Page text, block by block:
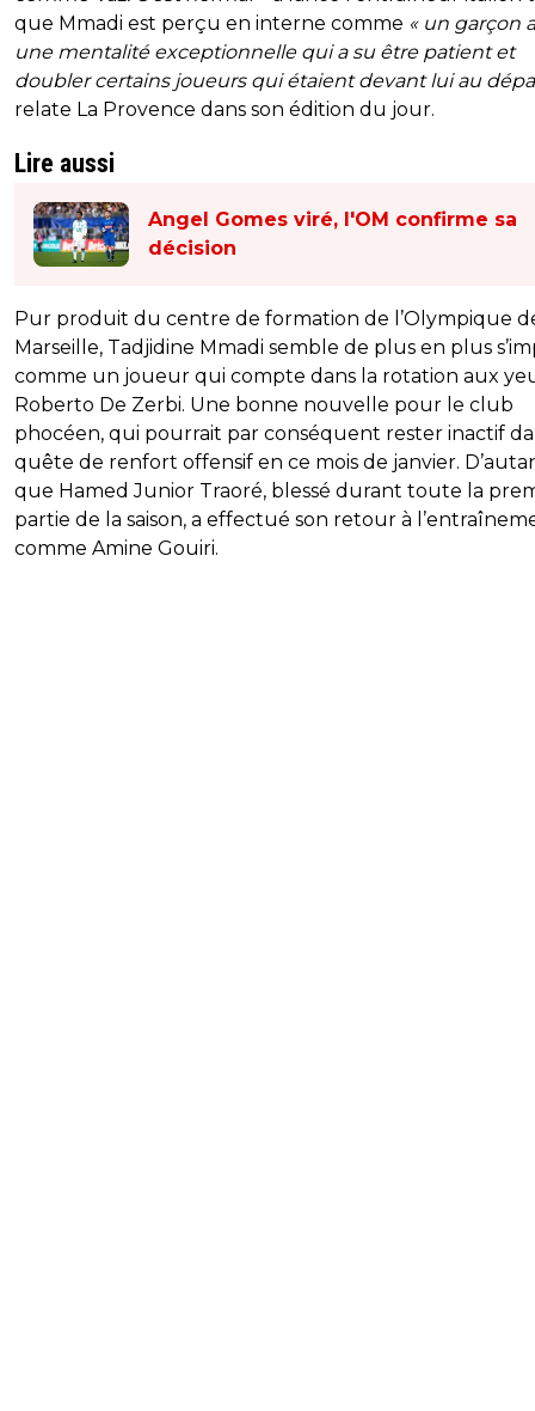
que Mmadi est perçu en interne comme « un garçon
une mentalité exceptionnelle qui a su être patient et
doubler certains joueurs qui étaient devant lui au
relate La Provence dans son édition du jour.
Lire aussi
Angel Gomes viré, l'OM confirme sa
décision
Pur produit du centre de formation de l’Olympique
Marseille, Tadjidine Mmadi semble de plus en plus
comme un joueur qui compte dans la rotation aux
Roberto De Zerbi. Une bonne nouvelle pour le club
phocéen, qui pourrait par conséquent rester inactif
quête de renfort offensif en ce mois de janvier.
que Hamed Junior Traoré, blessé durant toute la
partie de la saison, a effectué son retour à
comme Amine Gouiri.